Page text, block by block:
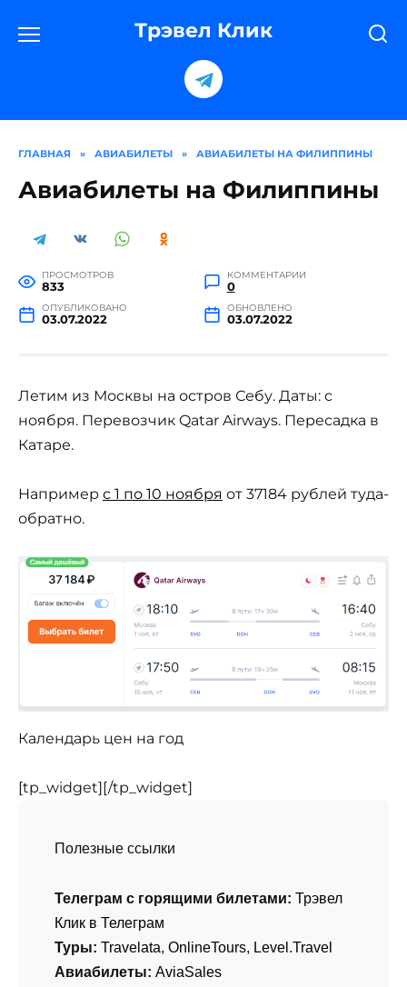
содержанию
Трэвел Клик
ГЛАВНАЯ » АВИАБИЛЕТЫ » АВИАБИЛЕТЫ НА ФИЛИППИНЫ
Авиабилеты на Филиппины
ПРОСМОТРОВ
833
КОММЕНТАРИИ
0
ОПУБЛИКОВАНО
03.07.2022
ОБНОВЛЕНО
03.07.2022
Летим из Москвы на остров Себу. Даты: с
ноября. Перевозчик Qatar Airways. Пересадка в
Катаре.
Например с 1 по 10 ноября от 37184 рублей туда-
обратно.
Календарь цен на год
[tp_widget] [/tp_widget]
Полезные ссылки
Телеграм с горящими билетами: Трэвел
Клик в Телеграм
Туры: Travelata, OnlineTours, Level.Travel
Авиабилеты: AviaSales